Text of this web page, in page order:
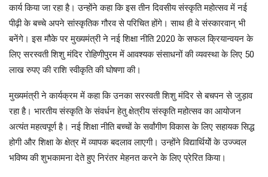
कार्य किया जा रहा है। उन्होंने कहा कि इस तीन दिवसीय संस्कृति महोत्सव में नई
पीढ़ी के बच्चे अपने सांस्कृतिक गौरव से परिचित होंगे। साथ ही वे संस्कारवान् भी
बनेंगे। इस मौके पर मुख्यमंत्री ने नई शिक्षा नीति 2020 के सफल क्रियान्वयन के
लिए सरस्वती शिशु मंदिर रोहिणीपुरम में आवश्यक संसाधनों की व्यवस्था के लिए 50
लाख रुपए की राशि स्वीकृति की घोषणा की।
मुख्यमंत्री ने कार्यक्रम में कहा कि उनका सरस्वती शिशु मंदिर से बचपन से जुड़ाव
रहा है। भारतीय संस्कृति के संवर्धन हेतु क्षेत्रीय संस्कृति महोत्सव का आयोजन
अत्यंत महत्वपूर्ण है। नई शिक्षा नीति बच्चों के सर्वांगीण विकास के लिए सहायक सिद्ध
होगी और शिक्षा के क्षेत्र में व्यापक बदलाव लाएगी। उन्होंने विद्यार्थियोें के उज्ज्वल
भविष्य की शुभकामना देते हुए निरंतर मेहनत करने के लिए प्रेरित किया।